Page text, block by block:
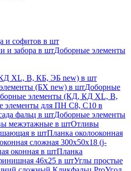
и софитов в шт
и забора в штДоборные элементы
XL, В, КБ, ЭБ new) в шт
(БХ new) в штДоборные
элементы (КД, КД XL, В,
элементы для ПН С8, С10 в
фальц в штДоборные элементы
межэтажные в штОтливы
в штПланка околооконная
сложная 300х50х18 (j-
оконная в штПланка
46х25 в штУглы простые